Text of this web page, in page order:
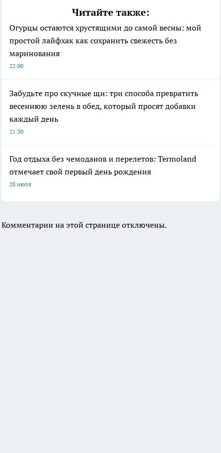
Читайте также:
Огурцы остаются хрустящими до самой весны: мой
простой лайфхак как сохранить свежесть без
маринования
22:00
Забудьте про скучные щи: три способа превратить
весеннюю зелень в обед, который просят добавки
каждый день
21:30
Год отдыха без чемоданов и перелетов: Termoland
отмечает свой первый день рождения
28 июля
Комментарии на этой странице отключены.